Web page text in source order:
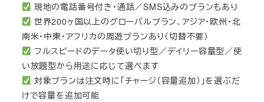
現地の電話番号付き・通話／SMS込みのプランもあり
世界200ヶ国以上のグローバルプラン、アジア・欧州・北
南米・中東・アフリカの周遊プランあり（切替不要）
フルスピードのデータ使い切り型／デイリー容量型／使
い放題型から用途に応じて選べます
対象プランは注文時に「チャージ（容量追加）」を選ぶだ
けで容量を追加可能